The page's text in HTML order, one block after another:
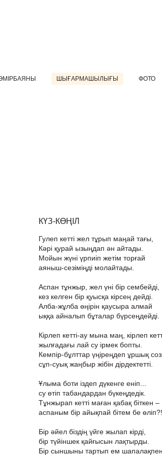
ШЫҒАРМАШЫЛЫҒЫ ФОТО
КҮЗ-КӨҢІЛ
Гулеп кетті жел тұрып маңай тағы,
Кәрі қурай ызыңдап ән айтады.
Мойын жүні үрпиіп жетім торғай
аяныш-сезіміңді молайтады.
Аспан тұнжыр, жел үні бір сембейді,
кез келген бір қуысқа кірсең дейді.
Алба-жұлба өңірін қаусыра алмай
ыққа айналып бұталар бүрсеңдейді.
Кірлеп кетті-ау мына маң, кірлеп
жылғадағы лай су ірмек бопты.
Кемпір-бұлттар үңіреңдеп ұршық
сұп-суық жаңбыр жібін дірдектетті.
Ұлыма боти іздеп дүкенге еніп...
су өтіп табандардан бүкеңдедік.
Тұнжырап кетті маған қабақ біткен –
аспаным бір айықпай бітем бе өліп?!
Бір әйел біздің үйге жылап кірді,
бір түйіншек қайғысын лақтырды.
Бір сыншыны тартып ем шапалақпен,